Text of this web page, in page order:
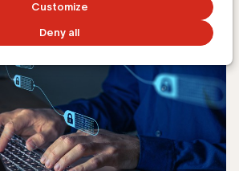
Customize
Deny all